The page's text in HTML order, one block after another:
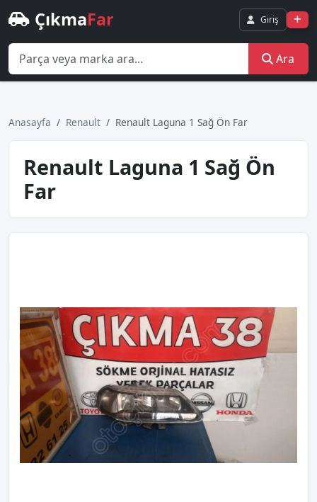
ÇıkmaFar Giriş
Ara
Anasayfa Renault Renault Laguna 1 Sağ Ön Far
Renault Laguna 1 Sağ Ön
Far